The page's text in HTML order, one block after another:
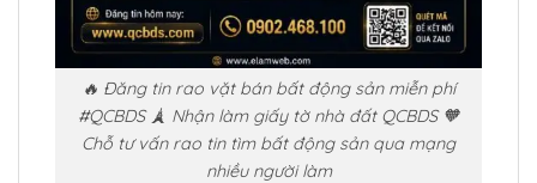
🔥 Đăng tin rao vặt bán bất động sản miễn phí
#QCBDS 🗼 Nhận làm giấy tờ nhà đất QCBDS 🧡
Chỗ tư vấn rao tin tìm bất động sản qua mạng
nhiều người làm